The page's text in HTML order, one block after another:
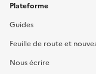
Plateforme
Guides
Feuille de route et
Nous écrire